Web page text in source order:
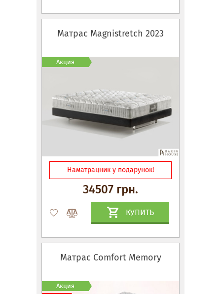
Матрас Magnistretch 2023
Наматрацник у подарунок!
34507 грн.
КУПИТЬ
Акция
Матрас Comfort Memory
Акция